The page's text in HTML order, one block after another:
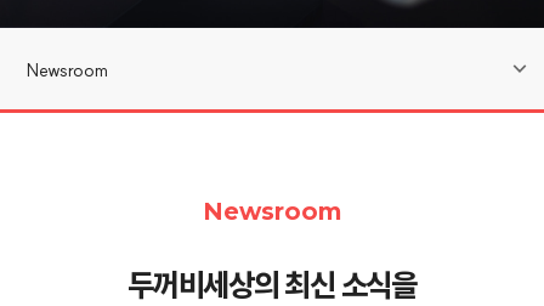
Newsroom
Newsroom
두꺼비세상의 최신 소식을